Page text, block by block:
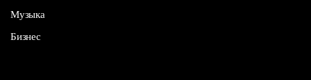
Музыка
Бизнес